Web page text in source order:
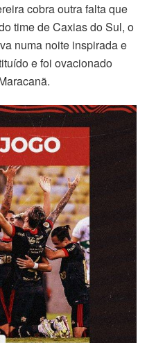
cobra outra falta que
time de Caxias do Sul, o
numa noite inspirada e
e foi ovacionado